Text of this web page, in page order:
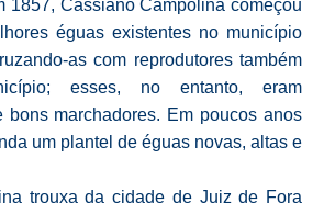
1857, Cassiano Campolina começou
éguas existentes no município
as com reprodutores também
esses, no entanto, eram
bons marchadores. Em poucos anos
um plantel de éguas novas, altas e
trouxa da cidade de Juiz de Fora